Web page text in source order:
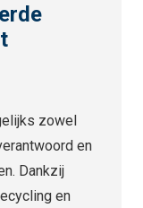
zowel
en
Dankzij
en